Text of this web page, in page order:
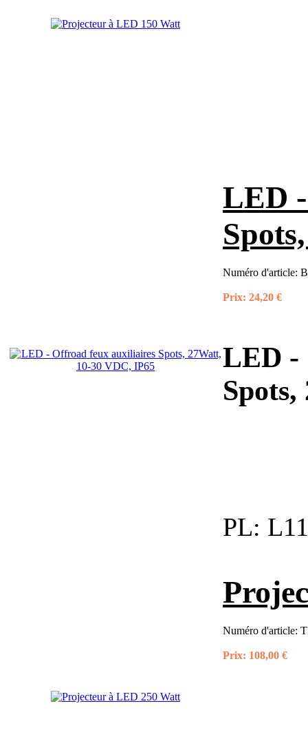
LED
Numéro d'article:
Prix: 24,20 €
LED -
PL:
Numéro d'article:
Prix: 108,00 €